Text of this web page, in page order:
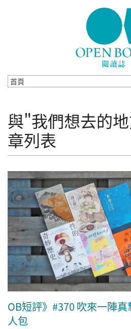
與"我們想去的
章列表
OB短評》#370 吹來一陣
人包